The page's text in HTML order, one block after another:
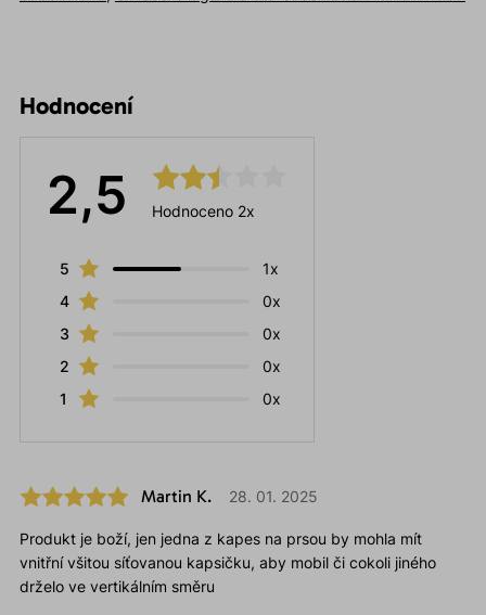
Hodnocení
2,5 Hodnoceno 2x
5
1x
4
0x
3
0x
2
0x
1
0x
Martin K. 28. 01. 2025
Produkt je boží, jen jedna z kapes na prsou by mohla mít
vnitřní všitou síťovanou kapsičku, aby mobil či cokoli jiného
drželo ve vertikálním směru